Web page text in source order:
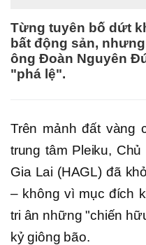
Từng tuyên bố dứt
bất động sản,
ông Đoàn Nguyên
"phá lệ".
Trên mảnh đất vàng
trung tâm Pleiku,
Gia Lai (HAGL) đã
– không vì mục đích
tri ân những "chiến
kỷ giông bão.